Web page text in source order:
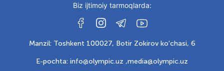
Biz ijtimoiy tarmoqlarda:
Manzil: Toshkent 100027, Botir Zokirov ko'chasi, 6
E-pochta: info@olympic.uz ,media@olympic.uz